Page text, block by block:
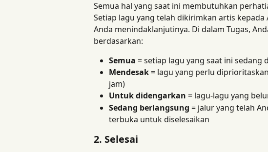
Semua hal yang saat ini membutuhkan
Setiap lagu yang telah dikirimkan artis
Anda menindaklanjutinya. Di dalam Tugas,
berdasarkan:
Semua = setiap lagu yang saat ini sedang
Mendesak = lagu yang perlu
jam)
Untuk didengarkan = lagu-lagu yang
Sedang berlangsung = jalur yang telah
terbuka untuk diselesaikan
2. Selesai